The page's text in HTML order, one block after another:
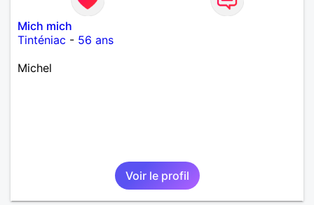
Mich mich
Tinténiac - 56 ans
Michel
Voir le profil